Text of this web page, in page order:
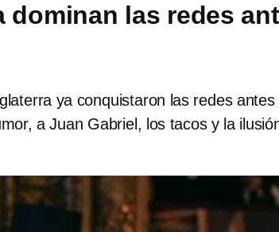
dominan las redes
ya conquistaron las redes antes
a Juan Gabriel, los tacos y la